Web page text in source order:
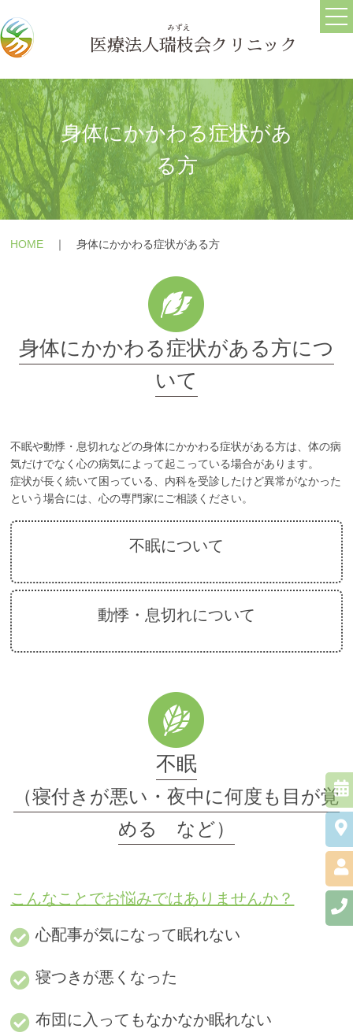
医療法人瑞枝会クリニック
ホーム
医院情報
ブログ
求人情報
うつ病
躁うつ病
パニック障害
ある方
心にかかわる症状があ
る方
メールフォーム
療養の手引き
障害年金の相談
身体にかかわる症状があ
る方
HOME ｜ 身体にかかわる症状がある方
身体にかかわる症状がある方につ
いて
不眠や動悸・息切れなどの身体にかかわる症状がある方は、体の病
気だけでなく心の病気によって起こっている場合があります。
症状が長く続いて困っている、内科を受診したけど異常がなかった
という場合には、心の専門家にご相談ください。
不眠について
動悸・息切れについて
不眠
（寝付きが悪い・夜中に何度も目が覚
める など）
こんなことでお悩みではありませんか？
心配事が気になって眠れない
寝つきが悪くなった
布団に入ってもなかなか眠れない